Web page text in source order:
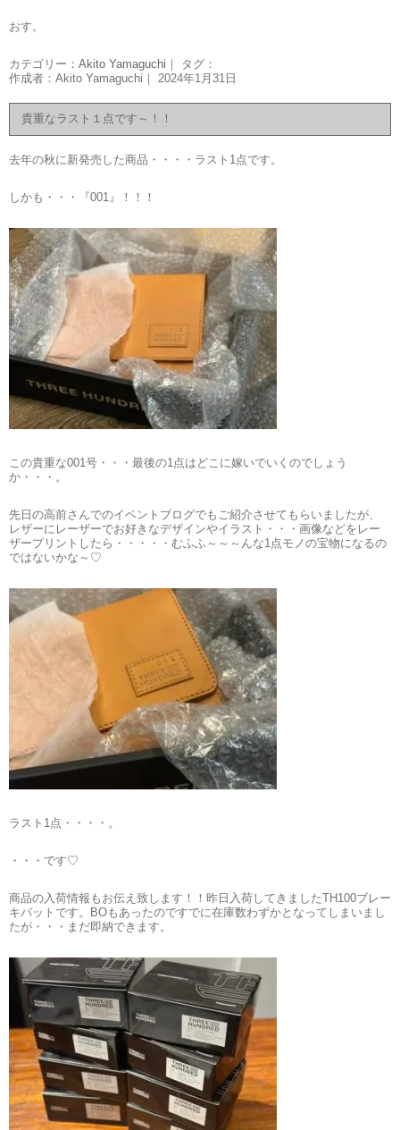
おす。
カテゴリー： Akito Yamaguchi ｜ タグ：
作成者：Akito Yamaguchi｜ 2024年1月31日
貴重なラスト１点です～！！
去年の秋に新発売した商品・・・・ラスト1点です。
しかも・・・『001』！！！
この貴重な001号・・・最後の1点はどこに嫁いでいくのでしょう
か・・・。
先日の高前さんでのイベントブログでもご紹介させてもらいましたが、
レザーにレーザーでお好きなデザインやイラスト・・・画像などをレー
ザープリントしたら・・・・・むふふ～～～んな1点モノの宝物になるの
ではないかな～♡
ラスト1点・・・・。
・・・です♡
商品の入荷情報もお伝え致します！！昨日入荷してきましたTH100ブレー
キパットです。BOもあったのですでに在庫数わずかとなってしまいまし
たが・・・まだ即納できます。